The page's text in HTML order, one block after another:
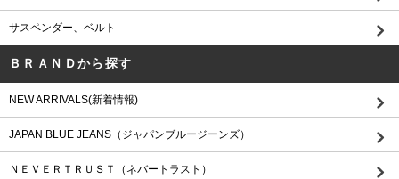
サスペンダー、ベルト
ＢＲＡＮＤから探す
NEW ARRIVALS(新着情報)
JAPAN BLUE JEANS（ジャパンブルージーンズ）
ＮＥＶＥＲＴＲＵＳＴ（ネバートラスト）